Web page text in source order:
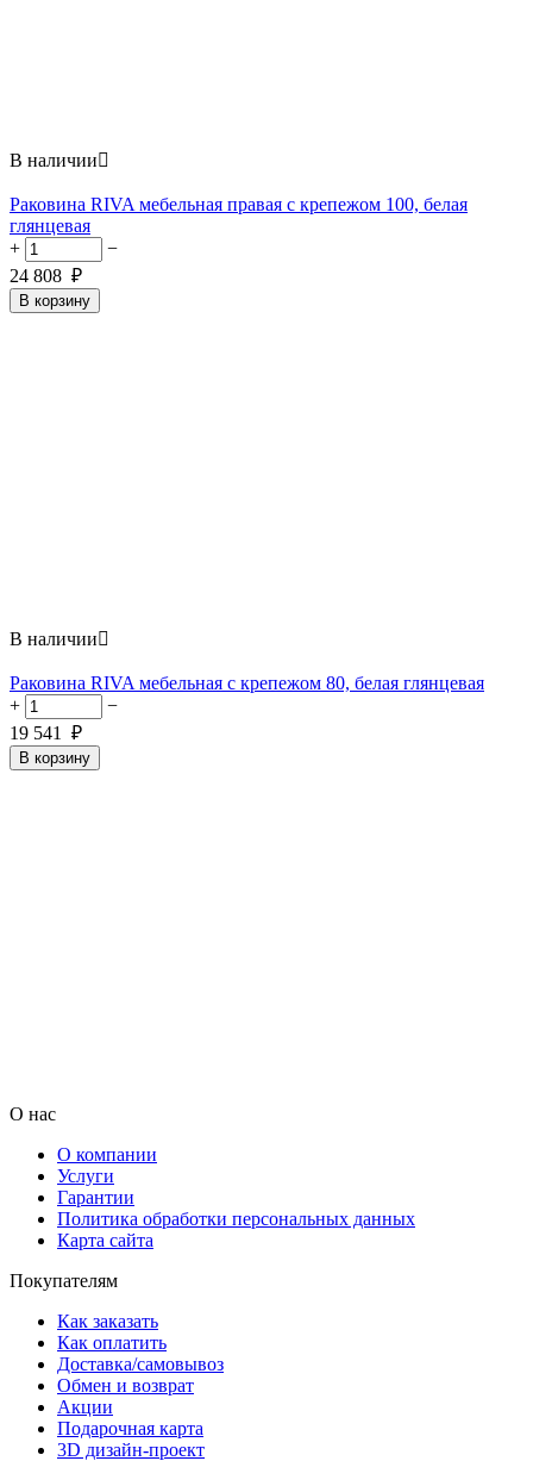
В наличии
Раковина RIVA мебельная правая с крепежом 100, белая
глянцевая
+
−
24 808 ₽
В корзину
В наличии
Раковина RIVA мебельная с крепежом 80, белая глянцевая
+
−
19 541
₽
В корзину
О нас
О компании
Услуги
Гарантии
Политика обработки персональных данных
Карта сайта
Покупателям
Как заказать
Как оплатить
Доставка/самовывоз
Обмен и возврат
Акции
Подарочная карта
3D дизайн-проект